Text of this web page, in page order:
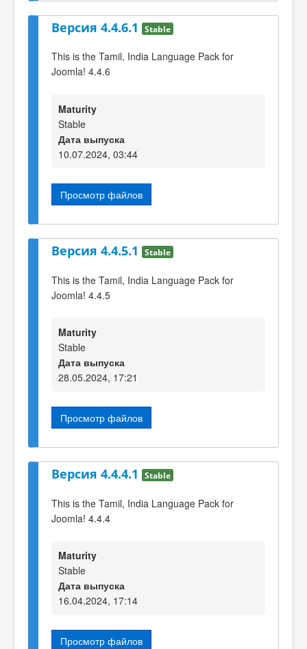
Версия 4.4.6.1 Stable
This is the Tamil, India Language Pack for
Joomla! 4.4.6
Maturity
Stable
Дата выпуска
10.07.2024, 03:44
Просмотр файлов
Версия 4.4.5.1 Stable
This is the Tamil, India Language Pack for
Joomla! 4.4.5
Maturity
Stable
Дата выпуска
28.05.2024, 17:21
Просмотр файлов
Версия 4.4.4.1 Stable
This is the Tamil, India Language Pack for
Joomla! 4.4.4
Maturity
Stable
Дата выпуска
16.04.2024, 17:14
Просмотр файлов